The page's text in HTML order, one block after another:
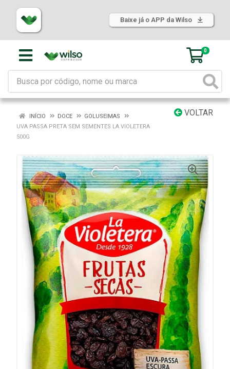
Baixe já o APP da Wilso
0
VOLTAR
INÍCIO DOCE
GOLUSEIMAS
UVA PASSA PRETA SEM SEMENTES LA VIOLETERA
500G